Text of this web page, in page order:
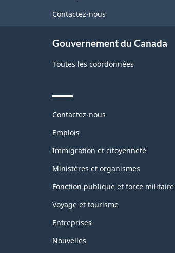
Contactez-nous
Gouvernement du Canada
Toutes les coordonnées
Themes
topics
Contactez-nous
Emplois
Immigration et citoyenneté
Ministères et organismes
Fonction publique et force militaire
Voyage et tourisme
Entreprises
Nouvelles